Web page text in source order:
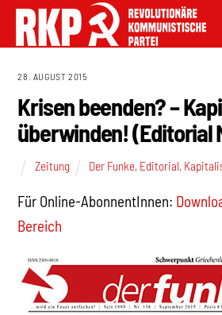
28. AUGUST 2015
Krisen beenden? –
überwinden! (Editorial
Zeitung Der Funke, Editorial,
Für Online-AbonnentInnen:
Bereich